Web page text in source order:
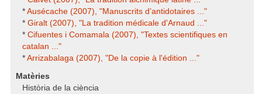
* Ausécache (2007), "Manuscrits d’antidotaires ..."
* Giralt (2007), "La tradition médicale d'Arnaud ..."
* Cifuentes i Comamala (2007), "Textes scientifiques en
catalan ..."
* Arrizabalaga (2007), "De la copie à l'édition ..."
Matèries
Història de la ciència